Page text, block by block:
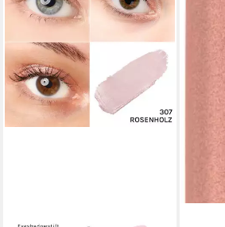
COSLINE COSMETICS